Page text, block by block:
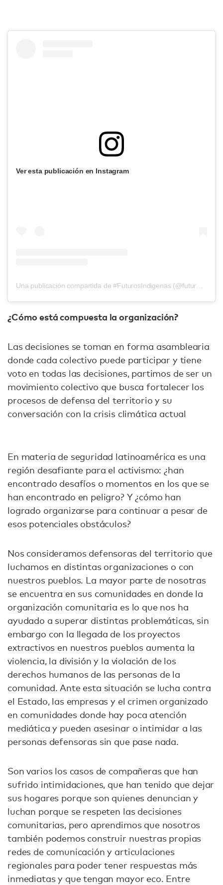
Ver esta publicación en Instagram
¿Cómo está compuesta la organización?
Las decisiones se toman en forma asamblearia
donde cada colectivo puede participar y tiene
voto en todas las decisiones, partimos de ser un
movimiento colectivo que busca fortalecer los
procesos de defensa del territorio y su
conversación con la crisis climática actual
En materia de seguridad latinoamérica es una
región desafiante para el activismo: ¿han
encontrado desafíos o momentos en los que se
han encontrado en peligro? Y ¿cómo han
logrado organizarse para continuar a pesar de
esos potenciales obstáculos?
Nos consideramos defensoras del territorio que
luchamos en distintas organizaciones o con
nuestros pueblos. La mayor parte de nosotras
se encuentra en sus comunidades en donde la
organización comunitaria es lo que nos ha
ayudado a superar distintas problemáticas, sin
embargo con la llegada de los proyectos
extractivos en nuestros pueblos aumenta la
violencia, la división y la violación de los
derechos humanos de las personas de la
comunidad. Ante esta situación se lucha contra
el Estado, las empresas y el crimen organizado
en comunidades donde hay poca atención
mediática y pueden asesinar o intimidar a las
personas defensoras sin que pase nada.
Son varios los casos de compañeras que han
sufrido intimidaciones, que han tenido que dejar
sus hogares porque son quienes denuncian y
luchan porque se respeten las decisiones
comunitarias, pero aprendimos que nosotros
también podemos construir nuestras propias
redes de comunicación y articulaciones
regionales para poder tener respuestas más
inmediatas y que tengan mayor eco. Entre